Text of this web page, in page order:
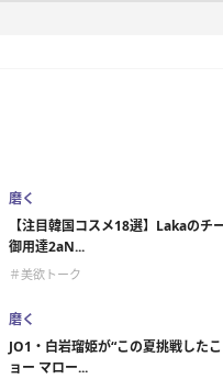
磨く
【注目韓国コスメ18選】Lakaのチ
御用達2aN...
＃美欲トーク
磨く
JO1・白岩瑠姫が“この夏挑戦した
ョー マロー...